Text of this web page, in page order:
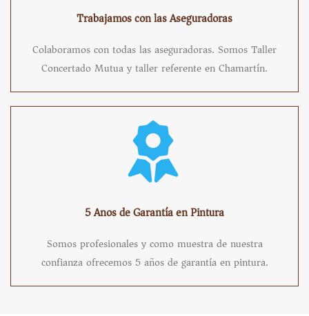
Trabajamos con las Aseguradoras
Colaboramos con todas las aseguradoras. Somos Taller
Concertado Mutua y taller referente en Chamartín.
5 Anos de Garantía en Pintura
Somos profesionales y como muestra de nuestra
confianza ofrecemos 5 años de garantía en pintura.